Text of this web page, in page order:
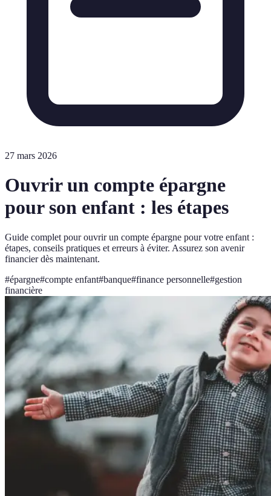
27 mars 2026
Ouvrir un compte épargne
pour son enfant : les étapes
Guide complet pour ouvrir un compte épargne pour votre enfant :
étapes, conseils pratiques et erreurs à éviter. Assurez son avenir
financier dès maintenant.
#épargne#compte enfant#banque#finance personnelle#gestion
financière